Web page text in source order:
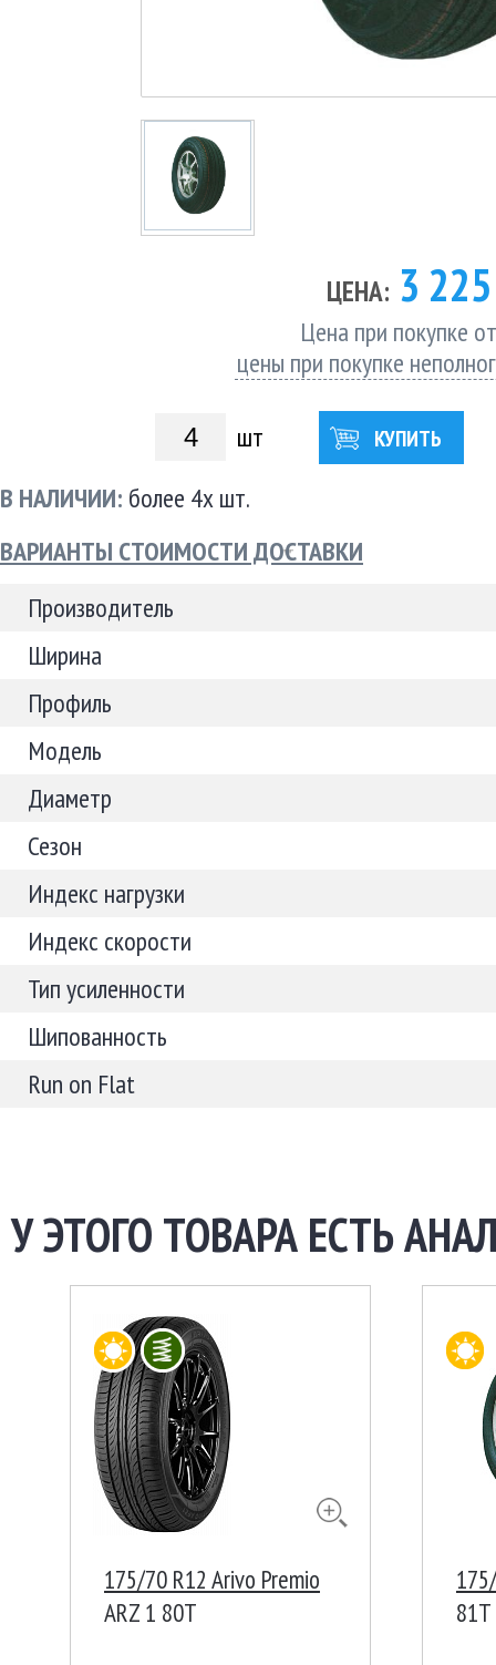
ЦЕНА: 3
Цена при покупке
цены при покупке
шт КУПИТЬ
В НАЛИЧИИ: более 4х шт.
ВАРИАНТЫ СТОИМОСТИ ДОСТАВКИ
Производитель
Ширина
Профиль
Модель
Диаметр
Сезон
Индекс нагрузки
Индекс скорости
Тип усиленности
Шипованность
Run on Flat
У ЭТОГО ТОВАРА ЕСТЬ
175/70 R12 Arivo Premio
ARZ 1 80T
81T